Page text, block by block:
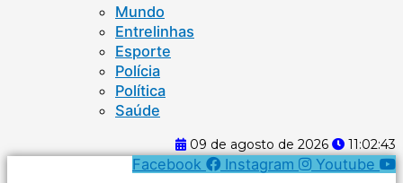
Mundo
Entrelinhas
Esporte
Polícia
Política
Saúde
09 de agosto de 2026 11:02:43
Facebook Instagram Youtube